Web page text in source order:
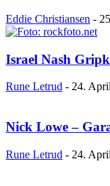
Eddie Christiansen -
Israel Nash
Rune Letrud - 24.
Nick Lowe –
Rune Letrud - 24.